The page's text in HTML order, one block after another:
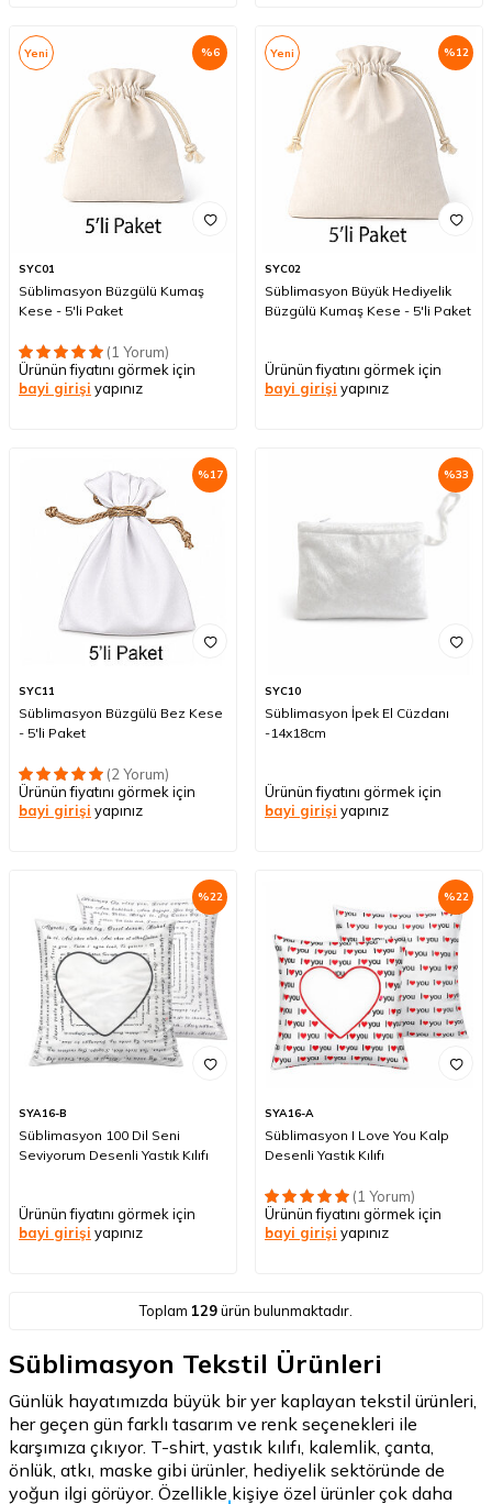
%6
Yeni
SYC01
Süblimasyon Büzgülü Kumaş
Kese - 5'li Paket
(1 Yorum)
Ürünün fiyatını görmek için
bayi girişi yapınız
%12
Yeni
SYC02
Süblimasyon Büyük Hediyelik
Büzgülü Kumaş Kese - 5'li Paket
Ürünün fiyatını görmek için
bayi girişi yapınız
%17
SYC11
Süblimasyon Büzgülü Bez Kese
- 5'li Paket
(2 Yorum)
Ürünün fiyatını görmek için
bayi girişi yapınız
%33
SYC10
Süblimasyon İpek El Cüzdanı
-14x18cm
Ürünün fiyatını görmek için
bayi girişi yapınız
%22
SYA16-B
Süblimasyon 100 Dil Seni
Seviyorum Desenli Yastık Kılıfı
Ürünün fiyatını görmek için
bayi girişi yapınız
%22
SYA16-A
Süblimasyon I Love You Kalp
Desenli Yastık Kılıfı
(1 Yorum)
Ürünün fiyatını görmek için
bayi girişi yapınız
Toplam 129ürün bulunmaktadır.
Süblimasyon Tekstil Ürünleri
Günlük hayatımızda büyük bir yer kaplayan tekstil ürünleri,
her geçen gün farklı tasarım ve renk seçenekleri ile
karşımıza çıkıyor. T-shirt, yastık kılıfı, kalemlik, çanta,
önlük, atkı, maske gibi ürünler, hediyelik sektöründe de
yoğun ilgi görüyor. Özellikle kişiye özel ürünler çok daha